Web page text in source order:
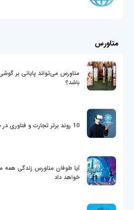
متاورس
متاورس می‌تواند پایانی بر
باشد؟
10 روند برتر تجارت و فناوری در سال 2022
آیا طوفان متاورس زندگی همه
خواهد داد